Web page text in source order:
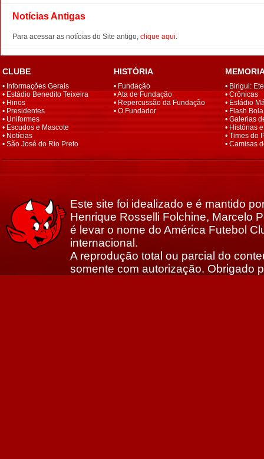
Notícias Antigas
Para acessar as notícias do Site antigo, clique aqui.
CLUBE
• Informações Gerais
• Estádio Benedito Teixeira
•Hinos
•Presidentes
•Uniformes
•Escudos e Mascote
• Notícias
• São José do Rio Preto
HISTÓRIA
• Fundação
•Ata de Fundação
•Repercussão da Fundação
•O Fundador
• Birigui:
• Crônicas
•Estádio
•Flash Bola
•Galerias
•Histórias
• Times do
• Camisas
Este site foi idealizado e é mantido
Henrique Rosselli Folchine, Marcelo
é levar o nome do América Futebol
internacional.
A reprodução total ou parcial do
somente com autorização. Obrigado